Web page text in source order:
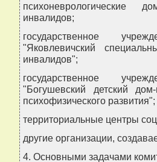
психоневрологические
инвалидов;
государственное
"Яковлевичский
инвалидов";
государственное
"Богушевский детский
психофизического развития";
территориальные центры
другие организации,
4. Основными задачами